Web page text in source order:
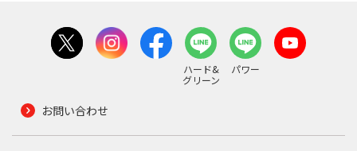
ハード&
グリーン
パワー
お問い合わせ